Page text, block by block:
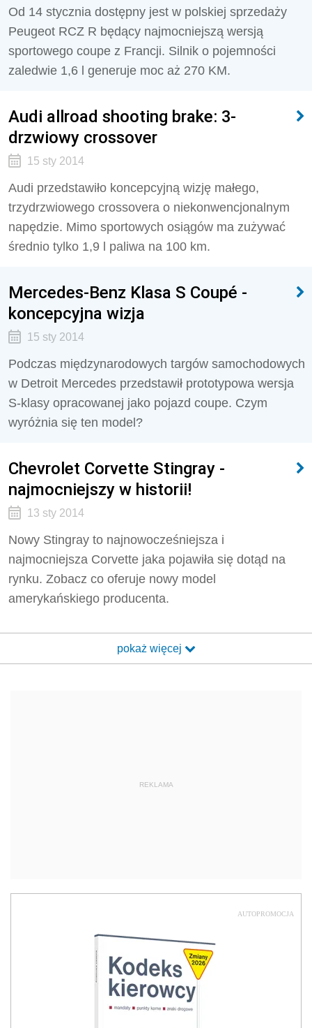
Od 14 stycznia dostępny jest w polskiej sprzedaży
Peugeot RCZ R będący najmocniejszą wersją
sportowego coupe z Francji. Silnik o pojemności
zaledwie 1,6 l generuje moc aż 270 KM.
Audi allroad shooting brake: 3-
drzwiowy crossover
15 sty 2014
Audi przedstawiło koncepcyjną wizję małego,
trzydrzwiowego crossovera o niekonwencjonalnym
napędzie. Mimo sportowych osiągów ma zużywać
średnio tylko 1,9 l paliwa na 100 km.
Mercedes-Benz Klasa S Coupé -
koncepcyjna wizja
15 sty 2014
Podczas międzynarodowych targów samochodowych
w Detroit Mercedes przedstawił prototypowa wersja
S-klasy opracowanej jako pojazd coupe. Czym
wyróżnia się ten model?
Chevrolet Corvette Stingray -
najmocniejszy w historii!
13 sty 2014
Nowy Stingray to najnowocześniejsza i
najmocniejsza Corvette jaka pojawiła się dotąd na
rynku. Zobacz co oferuje nowy model
amerykańskiego producenta.
pokaż więcej
REKLAMA
AUTOPROMOCJA